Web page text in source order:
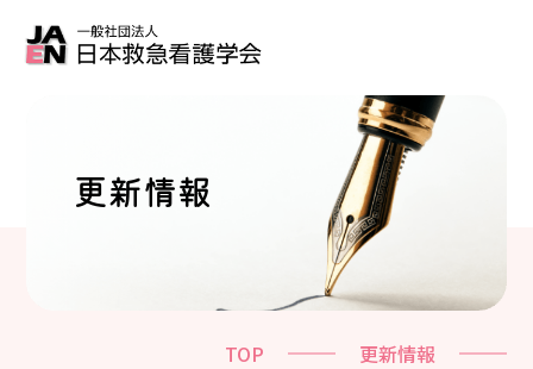
更新情報
TOP
更新情報